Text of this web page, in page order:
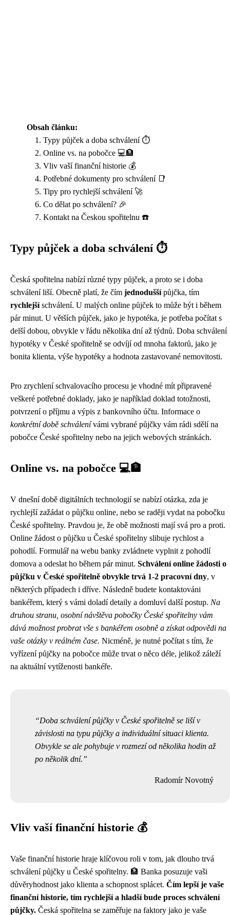
Obsah článku:
Typy půjček a doba schválení ⏱️
Online vs. na pobočce 💻🏦
Vliv vaší finanční historie 💰
Potřebné dokumenty pro schválení 📑
Tipy pro rychlejší schválení 🚀
Co dělat po schválení? 🎉
Kontakt na Českou spořitelnu ☎️
Typy půjček a doba schválení ⏱️
Česká spořitelna nabízí různé typy půjček, a proto se i doba
schválení liší. Obecně platí, že čím jednoduššípůjčka, tím
rychlejšíschválení. U malých online půjček to může být i během
pár minut. U větších půjček, jako je hypotéka, je potřeba počítat s
delší dobou, obvykle v řádu několika dní až týdnů. Doba schválení
hypotéky v České spořitelně se odvíjí od mnoha faktorů, jako je
bonita klienta, výše hypotéky a hodnota zastavované nemovitosti.
Pro zrychlení schvalovacího procesu je vhodné mít připravené
veškeré potřebné doklady, jako je například doklad totožnosti,
potvrzení o příjmu a výpis z bankovního účtu. Informace o
konkrétní době schválenívámi vybrané půjčky vám rádi sdělí na
pobočce České spořitelny nebo na jejich webových stránkách.
Online vs. na pobočce 💻🏦
V dnešní době digitálních technologií se nabízí otázka, zda je
rychlejší zažádat o půjčku online, nebo se raději vydat na pobočku
České spořitelny. Pravdou je, že obě možnosti mají svá pro a proti.
Online žádost o půjčku u České spořitelny slibuje rychlost a
pohodlí. Formulář na webu banky zvládnete vyplnit z pohodlí
domova a odeslat ho během pár minut. Schválení online žádosti o
půjčku v České spořitelně obvykle trvá 1-2 pracovní dny, v
některých případech i dříve. Následně budete kontaktováni
bankéřem, který s vámi doladí detaily a domluví další postup. Na
druhou stranu, osobní návštěva pobočky České spořitelny vám
dává možnost probrat vše s bankéřem osobně a získat odpovědi na
vaše otázky v reálném čase. Nicméně, je nutné počítat s tím, že
vyřízení půjčky na pobočce může trvat o něco déle, jelikož záleží
na aktuální vytíženosti bankéře.
Doba schválení půjčky v České spořitelně se liší v
závislosti na typu půjčky a individuální situaci klienta.
Obvykle se ale pohybuje v rozmezí od několika hodin až
po několik dní.
Radomír Novotný
Vliv vaší finanční historie 💰
Vaše finanční historie hraje klíčovou roli v tom, jak dlouho trvá
schválení půjčky u České spořitelny. 🏦 Banka posuzuje vaši
důvěryhodnost jako klienta a schopnost splácet. Čím lepší je vaše
finanční historie, tím rychlejší a hladší bude proces schválení
půjčky. Česká spořitelna se zaměřuje na faktory jako je vaše